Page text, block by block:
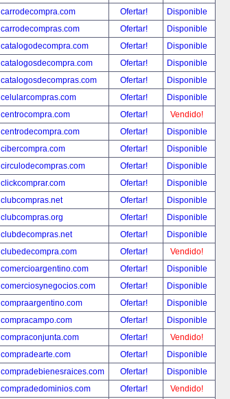
carrodecompra.com
Ofertar!
Disponible
carrodecompras.com
Ofertar!
Disponible
catalogodecompra.com
Ofertar!
Disponible
catalogosdecompra.com
Ofertar!
Disponible
catalogosdecompras.com
Ofertar!
Disponible
celularcompras.com
Ofertar!
Disponible
centrocompra.com
Ofertar!
Vendido!
centrodecompra.com
Ofertar!
Disponible
cibercompra.com
Ofertar!
Disponible
circulodecompras.com
Ofertar!
Disponible
clickcomprar.com
Ofertar!
Disponible
clubcompras.net
Ofertar!
Disponible
clubcompras.org
Ofertar!
Disponible
clubdecompras.net
Ofertar!
Disponible
clubedecompra.com
Ofertar!
Vendido!
comercioargentino.com
Ofertar!
Disponible
comerciosynegocios.com
Ofertar!
Disponible
compraargentino.com
Ofertar!
Disponible
compracampo.com
Ofertar!
Disponible
compraconjunta.com
Ofertar!
Vendido!
compradearte.com
Ofertar!
Disponible
compradebienesraices.com
Ofertar!
Disponible
compradedominios.com
Ofertar! Vendido!